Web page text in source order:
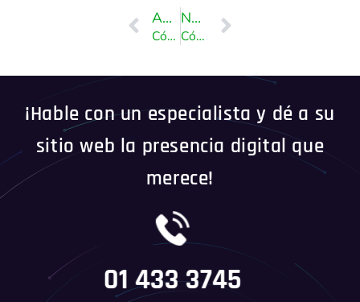
ANTERIOR
Cómo bloquear correos electrónicos que contienen la palabra vacía en DirectAdmin
NEXT
Cómo eliminar filtros de spam de correo electrónico en DirectAdmin
¡Hable con un especialista y dé a su
sitio web la presencia digital que
merece!
01 433 3745